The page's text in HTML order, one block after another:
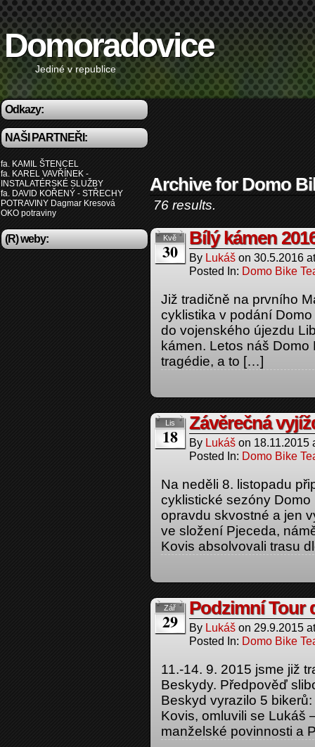
Domoradovice
Jediné v republice
Odkazy:
NAŠI PARTNEŘI:
fa. KAMIL ŠTENCEL
fa. KAREL VAVŘÍNEK -
INSTALATÉRSKÉ SLUŽBY
fa. DAVID KOŘENÝ - STŘECHY
POTRAVINY Dagmar Kresová
OKO potraviny
(R) weby:
Archive for Domo
76 results.
Kvě
30
Bílý kámen
By Lukáš on 30.5.2016
Posted In: Domo Bike
Již tradičně na prvního
cyklistika v podání
do vojenského újezdu
kámen. Letos náš
tragédie, a to […]
Lis
18
Závěrečná
By Lukáš on 18.11.2015
Posted In: Domo Bike
Na neděli 8. listopadu
cyklistické sezóny
opravdu skvostné a jen
ve složení Pjeceda,
Kovis absolvovali trasu
Zář
29
Podzimní Tour
By Lukáš on 29.9.2015
Posted In: Domo Bike
11.-14. 9. 2015 jsme již
Beskydy. Předpověď
Beskyd vyrazilo 5
Kovis, omluvili se Lukáš
manželské povinnosti a